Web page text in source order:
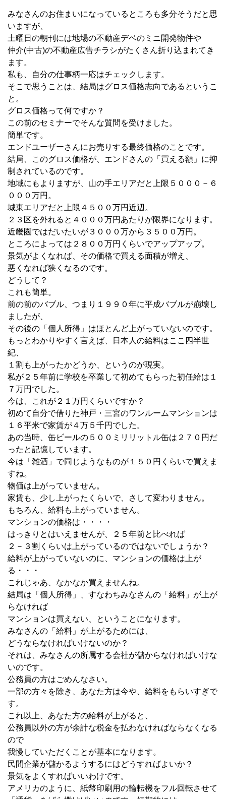
みなさんのお住まいになっているところも多分そうだと思
いますが、
土曜日の朝刊には地場の不動産デベのミニ開発物件や
仲介(中古)の不動産広告チラシがたくさん折り込まれてき
ます。
私も、自分の仕事柄一応はチェックします。
そこで思うことは、結局はグロス価格志向であるというこ
と。
グロス価格って何ですか？
この前のセミナーでそんな質問を受けました。
簡単です。
エンドユーザーさんにお売りする最終価格のことです。
結局、このグロス価格が、エンドさんの「買える額」に抑
制されているのです。
地域にもよりますが、山の手エリアだと上限５０００－６
０００万円。
城東エリアだと上限４５００万円近辺。
２３区を外れると４０００万円あたりが限界になります。
近畿圏ではだいたいが３０００万から３５００万円。
ところによっては２８００万円くらいでアップアップ。
景気がよくなれば、その価格で買える面積が増え、
悪くなれば狭くなるのです。
どうして？
これも簡単。
前の前のバブル、つまり１９９０年に平成バブルが崩壊し
ましたが、
その後の「個人所得」はほとんど上がっていないのです。
もっとわかりやすく言えば、日本人の給料はここ四半世
紀、
１割も上がったかどうか、というのが現実。
私が２５年前に学校を卒業して初めてもらった初任給は１
７万円でした。
今は、これが２１万円くらいですか？
初めて自分で借りた神戸・三宮のワンルームマンションは
１６平米で家賃が４万５千円でした。
あの当時、缶ビールの５００ミリリットル缶は２７０円だ
ったと記憶しています。
今は「雑酒」で同じようなものが１５０円くらいで買えま
すね。
物価は上がっていません。
家賃も、少し上がったくらいで、さして変わりません。
もちろん、給料も上がっていません。
マンションの価格は・・・・
はっきりとはいえませんが、２５年前と比べれば
２－３割くらいは上がっているのではないでしょうか？
給料が上がっていないのに、マンションの価格は上が
る・・・
これじゃあ、なかなか買えませんね。
結局は「個人所得」、すなわちみなさんの「給料」が上が
らなければ
マンションは買えない、ということになります。
みなさんの「給料」が上がるためには、
どうならなければいけないのか？
それは、みなさんの所属する会社が儲からなければいけな
いのです。
公務員の方はごめんなさい。
一部の方々を除き、あなた方は今や、給料をもらいすぎで
す。
これ以上、あなた方の給料が上がると、
公務員以外の方が余計な税金を払わなければならなくなる
ので
我慢していただくことが基本になります。
民間企業が儲かるようするにはどうすればよいか？
景気をよくすればいいわけです。
アメリカのように、紙幣印刷用の輪転機をフル回転させて